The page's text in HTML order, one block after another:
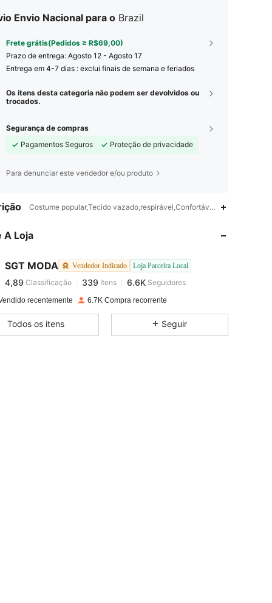
Tamanho: P
Envio Nacional para o Brazil
Frete grátis(Pedidos ≥ R$69,00)
Prazo de entrega: Agosto 12 - Agosto 17
Entrega em 4-7 dias : exclui finais de semana e feriados
Os itens desta categoria não podem ser devolvidos ou
trocados.
Segurança de compras
Pagamentos Seguros
Proteção de privacidade
Para denunciar este vendedor e/ou produto
Costume popular,Tecido
A Loja
SGT MODA Vendedor Indicado Loja Parceira Local
4,89 339 6.6K
4,89
6.6K
e***5pago 1 dia atrás
4,89 339 6.6K
recentemente 6.7K Compra recorrente
Todos os itens Seguir